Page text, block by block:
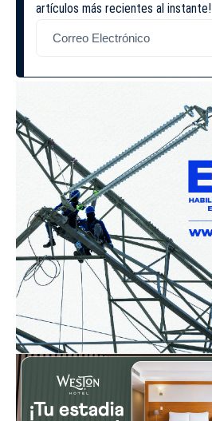
artículos más recientes al instante!